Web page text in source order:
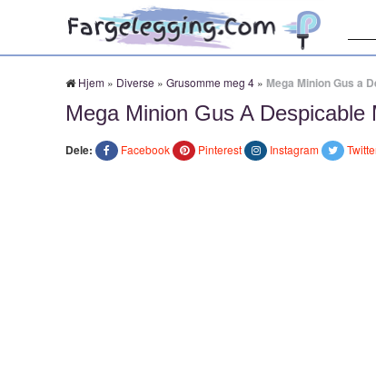
Hjem » Diverse » Grusomme meg 4 » Mega Minion Gus a
Mega Minion Gus A
Dele: Facebook Pinterest Instagram